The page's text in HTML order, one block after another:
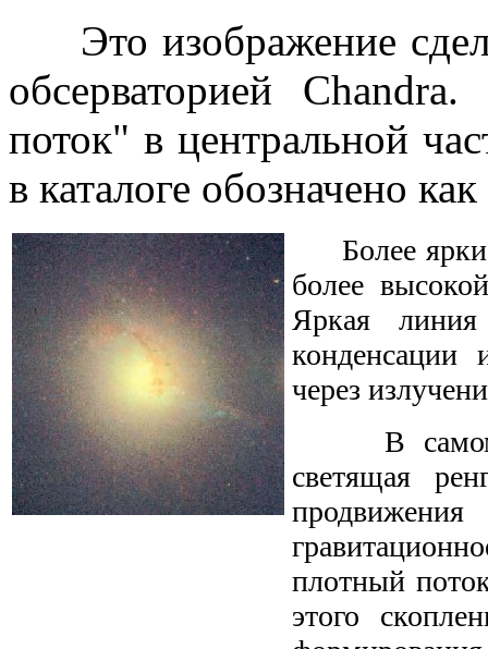
Это изображение
обсерваторией
поток" в центральной
в каталоге обозначено
Более яркие
более
Яркая
конденсации
через
В самом
светящая
плотный
этого